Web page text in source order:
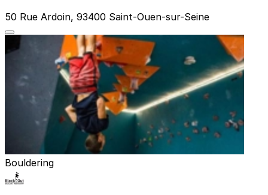
50 Rue Ardoin, 93400 Saint-Ouen-sur-Seine
Bouldering